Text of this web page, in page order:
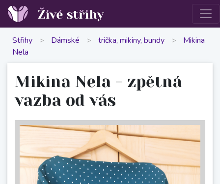
Střihy > Dámské > trička, mikiny, bundy >
Mikina
Nela
Mikina Nela - zpětná
vazba od vás